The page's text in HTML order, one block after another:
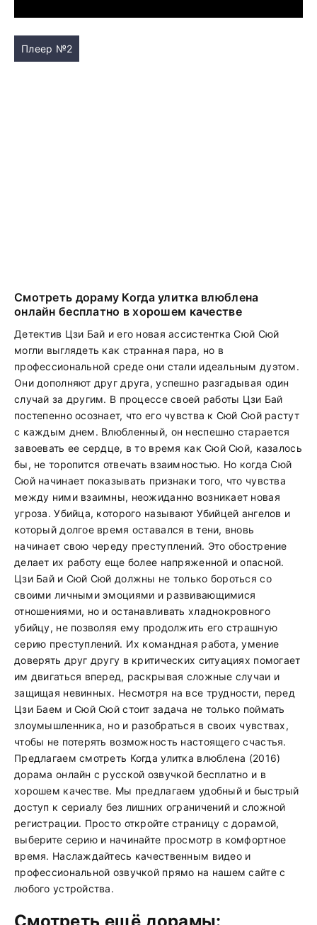
Плеер №2
Смотреть дораму Когда улитка влюблена
онлайн бесплатно в хорошем качестве
Детектив Цзи Бай и его новая ассистентка Сюй Сюй
могли выглядеть как странная пара, но в
профессиональной среде они стали идеальным дуэтом.
Они дополняют друг друга, успешно разгадывая один
случай за другим. В процессе своей работы Цзи Бай
постепенно осознает, что его чувства к Сюй Сюй растут
с каждым днем. Влюбленный, он неспешно старается
завоевать ее сердце, в то время как Сюй Сюй, казалось
бы, не торопится отвечать взаимностью. Но когда Сюй
Сюй начинает показывать признаки того, что чувства
между ними взаимны, неожиданно возникает новая
угроза. Убийца, которого называют Убийцей ангелов и
который долгое время оставался в тени, вновь
начинает свою череду преступлений. Это обострение
делает их работу еще более напряженной и опасной.
Цзи Бай и Сюй Сюй должны не только бороться со
своими личными эмоциями и развивающимися
отношениями, но и останавливать хладнокровного
убийцу, не позволяя ему продолжить его страшную
серию преступлений. Их командная работа, умение
доверять друг другу в критических ситуациях помогает
им двигаться вперед, раскрывая сложные случаи и
защищая невинных. Несмотря на все трудности, перед
Цзи Баем и Сюй Сюй стоит задача не только поймать
злоумышленника, но и разобраться в своих чувствах,
чтобы не потерять возможность настоящего счастья.
Предлагаем смотреть Когда улитка влюблена (2016)
дорама онлайн с русской озвучкой бесплатно и в
хорошем качестве. Мы предлагаем удобный и быстрый
доступ к сериалу без лишних ограничений и сложной
регистрации. Просто откройте страницу с дорамой,
выберите серию и начинайте просмотр в комфортное
время. Наслаждайтесь качественным видео и
профессиональной озвучкой прямо на нашем сайте с
любого устройства.